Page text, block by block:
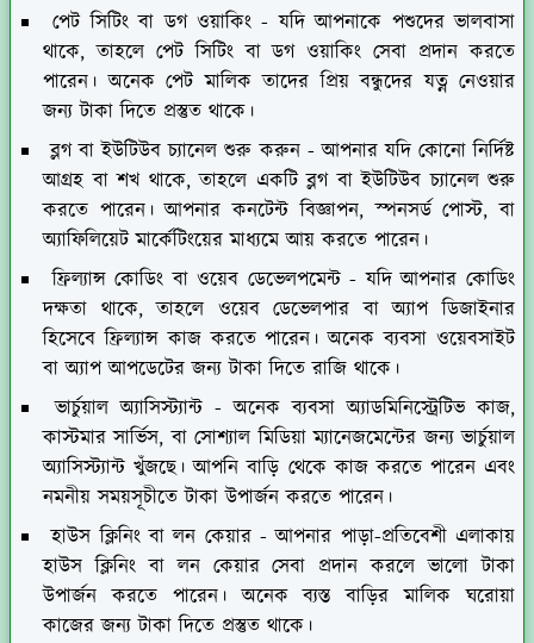
পেট সিটিং বা ডগ ওয়াকিং - যদি আপনাকে পশুদের ভালবাসা
থাকে, তাহলে পেট সিটিং বা ডগ ওয়াকিং সেবা প্রদান করতে
পারেন। অনেক পেট মালিক তাদের প্রিয় বন্ধুদের যত্ন নেওয়ার
জন্য টাকা দিতে প্রস্তুত থাকে।
ব্লগ বা ইউটিউব চ্যানেল শুরু করুন- আপনার যদি কোনো নির্দিষ্ট
আগ্রহ বা শখ থাকে, তাহলে একটি ব্লগ বা ইউটিউব চ্যানেল শুরু
করতে পারেন। আপনার কনটেন্ট বিজ্ঞাপন, স্পনসর্ড পোস্ট, বা
অ্যাফিলিয়েট মার্কেটিংয়ের মাধ্যমে আয় করতে পারেন।
ফ্রিল্যান্স কোডিং বা ওয়েব ডেভেলপমেন্ট- যদি আপনার কোডিং
দক্ষতা থাকে, তাহলে ওয়েব ডেভেলপার বা অ্যাপ ডিজাইনার
হিসেবে ফ্রিল্যান্স কাজ করতে পারেন। অনেক ব্যবসা ওয়েবসাইট
বা অ্যাপ আপডেটের জন্য টাকা দিতে রাজি থাকে।
ভার্চুয়াল অ্যাসিস্ট্যান্ট - অনেক ব্যবসা অ্যাডমিনিস্ট্রেটিভ কাজ,
কাস্টমার সার্ভিস, বা সোশ্যাল মিডিয়া ম্যানেজমেন্টের জন্য ভার্চুয়াল
অ্যাসিস্ট্যান্ট খুঁজছে। আপনি বাড়ি থেকে কাজ করতে পারেন এবং
নমনীয় সময়সূচীতে টাকা উপার্জন করতে পারেন।
হাউস ক্লিনিং বা লন কেয়ার- আপনার পাড়া-প্রতিবেশী এলাকায়
হাউস ক্লিনিং বা লন কেয়ার সেবা প্রদান করলে ভালো টাকা
উপার্জন করতে পারেন। অনেক ব্যস্ত বাড়ির মালিক ঘরোয়া
কাজের জন্য টাকা দিতে প্রস্তুত থাকে।